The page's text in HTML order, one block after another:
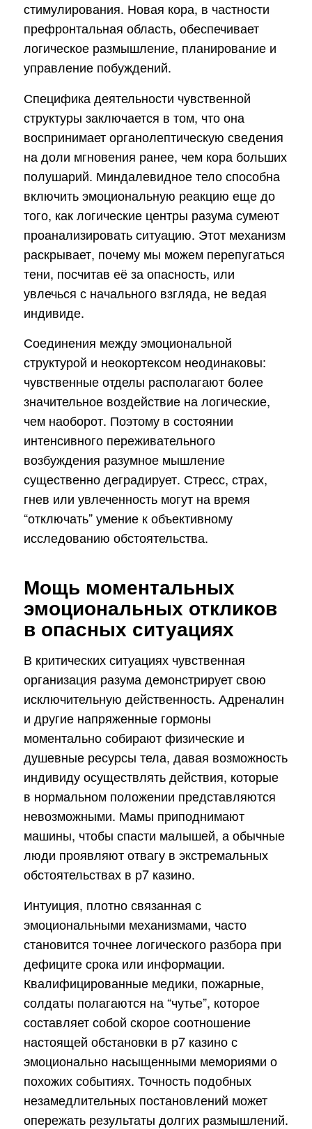
стимулирования. Новая кора, в частности
префронтальная область, обеспечивает
логическое размышление, планирование и
управление побуждений.
Специфика деятельности чувственной
структуры заключается в том, что она
воспринимает органолептическую сведения
на доли мгновения ранее, чем кора больших
полушарий. Миндалевидное тело способна
включить эмоциональную реакцию еще до
того, как логические центры разума сумеют
проанализировать ситуацию. Этот механизм
раскрывает, почему мы можем перепугаться
тени, посчитав её за опасность, или
увлечься с начального взгляда, не ведая
индивиде.
Соединения между эмоциональной
структурой и неокортексом неодинаковы:
чувственные отделы располагают более
значительное воздействие на логические,
чем наоборот. Поэтому в состоянии
интенсивного переживательного
возбуждения разумное мышление
существенно деградирует. Стресс, страх,
гнев или увлеченность могут на время
“отключать” умение к объективному
исследованию обстоятельства.
Мощь моментальных
эмоциональных откликов
в опасных ситуациях
В критических ситуациях чувственная
организация разума демонстрирует свою
исключительную действенность. Адреналин
и другие напряженные гормоны
моментально собирают физические и
душевные ресурсы тела, давая возможность
индивиду осуществлять действия, которые
в нормальном положении представляются
невозможными. Мамы приподнимают
машины, чтобы спасти малышей, а обычные
люди проявляют отвагу в экстремальных
обстоятельствах в р7 казино.
Интуиция, плотно связанная с
эмоциональными механизмами, часто
становится точнее логического разбора при
дефиците срока или информации.
Квалифицированные медики, пожарные,
солдаты полагаются на “чутье”, которое
составляет собой скорое соотношение
настоящей обстановки в р7 казино с
эмоционально насыщенными мемориями о
похожих событиях. Точность подобных
незамедлительных постановлений может
опережать результаты долгих размышлений.